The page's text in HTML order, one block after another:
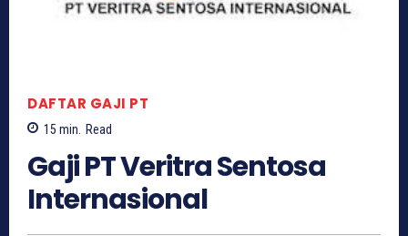
DAFTAR GAJI PT
15 min. Read
Gaji PT Veritra Sentosa
Internasional